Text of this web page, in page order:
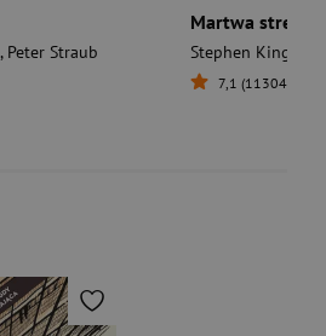
, Peter Straub
Martwa strefa
Stephen King
7,1 (11304)